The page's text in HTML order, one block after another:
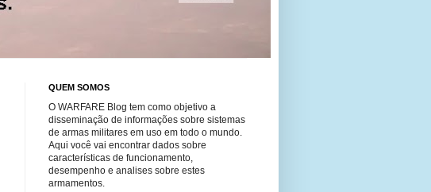
QUEM SOMOS
O WARFARE Blog tem como objetivo a
disseminação de informações sobre sistemas
de armas militares em uso em todo o mundo.
Aqui você vai encontrar dados sobre
características de funcionamento,
desempenho e analises sobre estes
armamentos.